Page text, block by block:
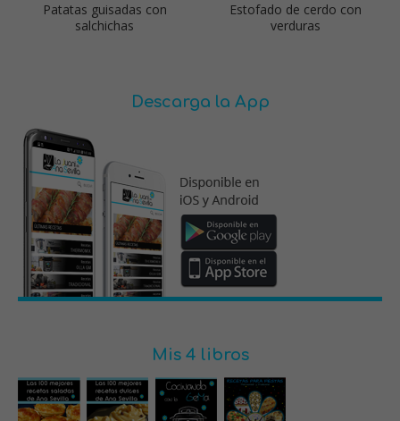
Patatas guisadas con
salchichas
Estofado de cerdo con
verduras
Descarga la App
Mis 4 libros